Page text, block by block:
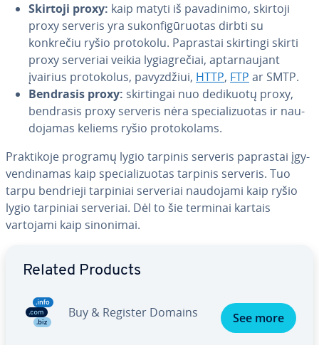
Skirtoji proxy: kaip matyti iš pa­va­di­ni­mo, skirtoji
proxy serveris yra su­kon­fi­gū­ruo­tas dirbti su
konkrečiu ryšio protokolu. Paprastai skirtingi skirti
proxy serveriai veikia ly­gia­gre­čiai, ap­tar­nau­jant
įvairius pro­to­ko­lus, pa­vyz­džiui, HTTP, FTP ar SMTP.
Bendrasis proxy: skir­tin­gai nuo dedikuotų proxy,
bendrasis proxy serveris nėra spe­cia­li­zuo­tas ir nau­
do­ja­mas keliems ryšio pro­to­ko­lams.
Prak­ti­ko­je programų lygio tarpinis serveris paprastai įgy­
ven­di­na­mas kaip spe­cia­li­zuo­tas tarpinis serveris. Tuo
tarpu bendrieji tarpiniai serveriai naudojami kaip ryšio
lygio tarpiniai serveriai. Dėl to šie terminai kartais
vartojami kaip sinonimai.
Related Products
Buy & Register Domains See more